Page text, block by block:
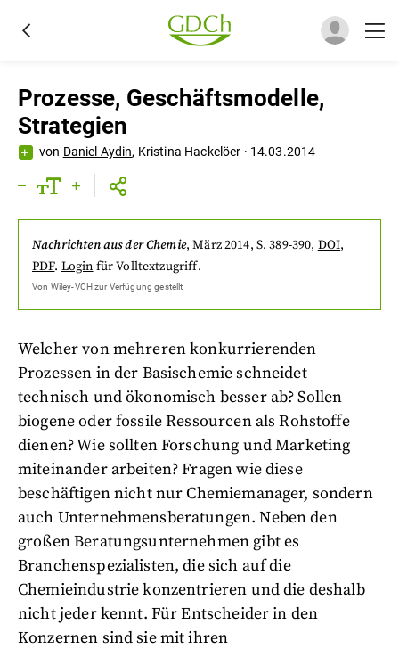
Prozesse, Geschäftsmodelle,
Strategien
von Daniel Aydin, Kristina Hackelöer · 14.03.2014
Nachrichten aus der Chemie,März 2014, S. 389-390, DOI,
PDF. Login für Volltextzugriff.
Von Wiley-VCHzur Verfügung gestellt
Welcher von mehreren konkurrierenden
Prozessen in der Basischemie schneidet
technisch und ökonomisch besser ab? Sollen
biogene oder fossile Ressourcen als Rohstoffe
dienen? Wie sollten Forschung und Marketing
miteinander arbeiten? Fragen wie diese
beschäftigen nicht nur Chemiemanager, sondern
auch Unternehmensberatungen. Neben den
großen Beratungsunternehmen gibt es
Branchenspezialisten, die sich auf die
Chemieindustrie konzentrieren und die deshalb
nicht jeder kennt. Für Entscheider in den
Konzernen sind sie mit ihren